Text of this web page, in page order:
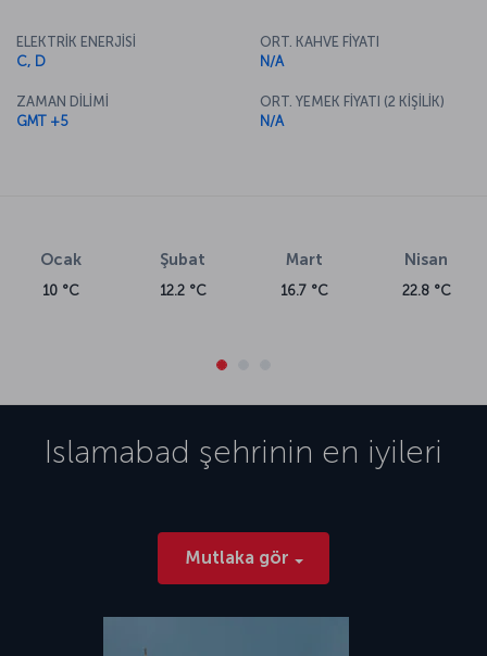
ELEKTRİK ENERJİSİ
C, D
ZAMAN DİLİMİ
GMT +5
ORT. KAHVE FİYATI
N/A
ORT. YEMEK FİYATI (2 KİŞİLİK)
N/A
Ocak
10 °C
Şubat
12.2 °C
Mart
16.7 °C
Nisan
22.8 °C
Islamabad şehrinin en iyileri
Mutlaka gör